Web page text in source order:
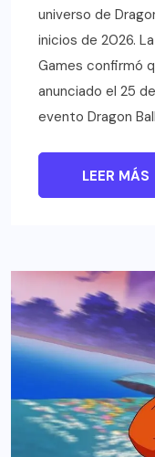
universo de
inicios de 2026.
Games confirmó
anunciado el 25
evento Dragon
LEER MÁS